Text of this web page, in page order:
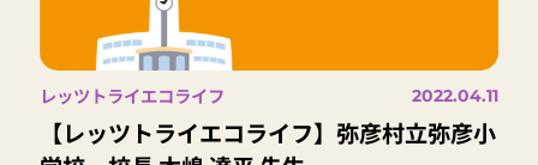
レッツトライエコライフ 2022.04.11
【レッツトライエコライフ】弥彦村立弥彦小